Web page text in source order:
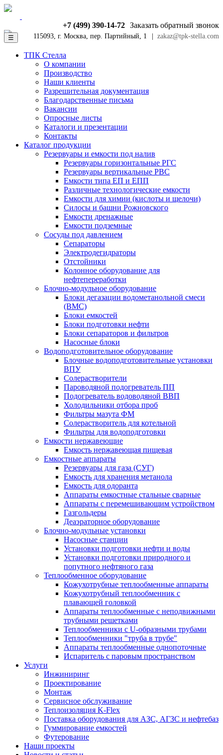
Заказать обратный звонок
+7 (499) 390-14-72
zakaz@tpk-stella.com
115093, г. Москва, пер. Партийный, 1
☰
ТПК Стелла
О компании
Производство
Наши клиенты
Разрешительная документация
Благодарственные письма
Вакансии
Опросные листы
Каталоги и презентации
Контакты
Каталог продукции
Резервуары и емкости под налив
Резервуары горизонтальные РГС
Резервуары вертикальные РВС
Емкости типа ЕП и ЕПП
Различные технологические емкости
Емкости для химии (кислоты и щелочи)
Силосы и башни Рожновского
Емкости дренажные
Емкости подземные
Сосуды под давлением
Сепараторы
Электродегидраторы
Отстойники
Колонное оборудование для
нефтепереработки
Блочно-модульное оборудование
Блоки дегазации водометанольной смеси
(BMC)
Блоки емкостей
Блоки подготовки нефти
Блоки сепараторов и фильтров
Насосные блоки
Водоподготовительное оборудование
Блочные водоподготовительные установки
ВПУ
Солерастворители
Пароводяной подогреватель ПП
Подогреватель водоводяной ВВП
Холодильники отбора проб
Фильтры мазута ФМ
Солерастворитель для котельной
Фильтры для водоподготовки
Емкости нержавеющие
Емкость нержавеющая пищевая
Емкостные аппараты
Резервуары для газа (СУГ)
Емкость для хранения метанола
Емкость для одоранта
Аппараты емкостные стальные сварные
Аппараты с перемешивающим устройством
Газгольдеры
Деаэраторное оборудование
Блочно-модульные установки
Насосные станции
Установки подготовки нефти и воды
Установки подготовки природного и
попутного нефтяного газа
Теплообменное оборудование
Кожухотрубные теплообменные аппараты
Кожухотрубный теплообменник с
плавающей головкой
Аппараты теплообменные с неподвижными
трубными решетками
Теплообменники с U-образными трубами
Теплообменники "труба в трубе"
Аппараты теплообменные однопоточные
Испаритель с паровым пространством
Услуги
Инжиниринг
Проектирование
Монтаж
Сервисное обслуживание
Теплоизоляция K-Flex
Поставка оборудования для АЗС, АГЗС и нефтебаз
Гуммирование емкостей
Футерование
Наши проекты